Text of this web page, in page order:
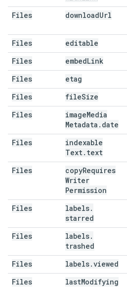
Files downloadUrl
Files
editable
Files
embedLink
Files etag
Files fileSize
Files
imageMedia
Metadata . date
Files
indexable
Text. text
Files
copyRequires
Writer
Permission
Files labels.
starred
Files labels.
trashed
Files labels.viewed
Files
lastModifying